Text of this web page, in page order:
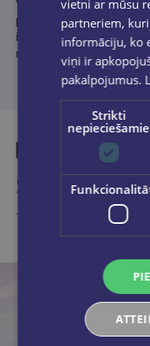
Valtera Dakšas apgādā
priedītes pirmais dzejoļu
ieguva debijas balvu
romāns 2025”.
Similar
Take a look
vietni ar mūsu
partneriem,
informāciju, ko
viņi ir
pakalpojumus.
Strikti
nepieciešamie